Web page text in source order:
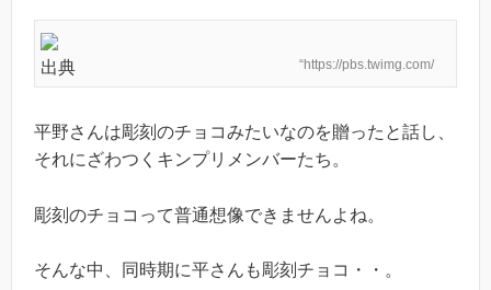
出典 “https://pbs.twimg.com/
平野さんは彫刻のチョコみたいなのを贈ったと話し、
それにざわつくキンプリメンバーたち。
彫刻のチョコって普通想像できませんよね。
そんな中、同時期に平さんも彫刻チョコ・・。